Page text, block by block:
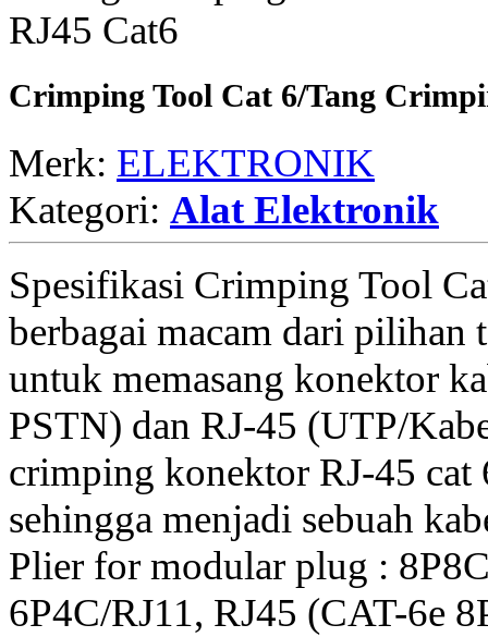
Crimping Tool Cat 6/Tang
Merk: ELEKTRONIK
Kategori: Alat Elektronik
Spesifikasi Crimping Tool
berbagai macam dari
untuk memasang konektor
PSTN) dan RJ-45 (UTP/
crimping konektor RJ-45 cat
sehingga menjadi sebuah
Plier for modular plug :
6P4C/RJ11, RJ45 (CAT-6e